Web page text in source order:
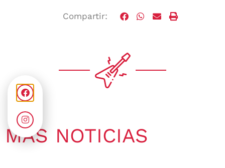
Compartir:
MÁS NOTICIAS